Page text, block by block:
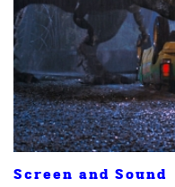
Screen and Sound
ค้นหา
SHARE